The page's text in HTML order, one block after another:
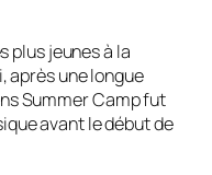
plus jeunes à la
après une longue
Summer Camp fut
avant le début de